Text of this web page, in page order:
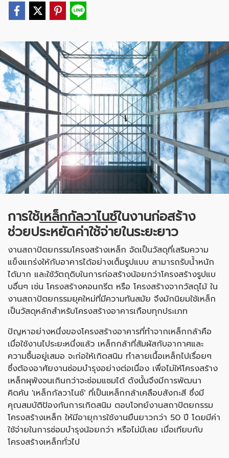
การใช้เหล็กกัลวาไนซ์ในงานก่อสร้าง
ช่วยประหยัดค่าใช้จ่ายในระยะยาว
งานสถาปัตยกรรมโครงสร้างเหล็ก จัดเป็นวัสดุที่เสริมความ
แข็งแกร่งให้กับอาคารได้อย่างเต็มรูปแบบ สามารถรับน้ำหนัก
ได้มาก และใช้วัตถุดิบในการก่อสร้างน้อยกว่าโครงสร้างรูปแบ
บอื่นๆ เช่น โครงสร้างคอนกรีต หรือ โครงสร้างจากวัสดุไม้ ใน
งานสถาปัตยกรรมยุคใหม่ที่มีความทันสมัย จึงมักนิยมใช้เหล็ก
เป็นวัสดุหลักสำหรับโครงสร้างอาคารเกือบทุกประเภท
ปัญหาอย่างหนึ่งของโครงสร้างอาคารที่ทำจากเหล็กกล้าคือ
เมื่อใช้งานไประยะหนึ่งแล้ว เหล็กกล้าที่สัมผัสกับอากาศและ
ความชื้นอยู่เสมอ จะก่อให้เกิดสนิม ทำลายเนื้อเหล็กไปเรื่อยๆ
ซึ่งต้องอาศัยงานซ่อมบำรุงอย่างต่อเนื่อง เพื่อไม่ให้โครงสร้าง
เหล็กผุพังจนเกินกว่าจะซ่อมแซมได้ ดังนั้นจึงมีการพัฒนา
คิดค้น 'เหล็กกัลวาไนซ์' ที่เป็นเหล็กกล้าเคลือบสังกะสี ซึ่งมี
คุณสมบัติป้องกันการเกิดสนิม ตอบโจทย์งานสถาปัตยกรรม
โครงสร้างเหล็ก ให้มีอายุการใช้งานยืนยาวกว่า 50 ปี โดยมีค่า
ใช้จ่ายในการซ่อมบำรุงน้อยกว่า หรือไม่มีเลย เมื่อเทียบกับ
โครงสร้างเหล็กทั่วไป